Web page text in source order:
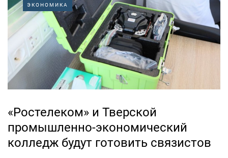
ЭКОНОМИКА
«Ростелеком» и Тверской
промышленно-экономический
колледж будут готовить связистов